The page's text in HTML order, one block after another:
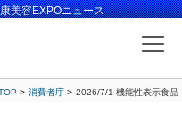
美容EXPOニュース
消費者庁 2026/7/1 機能性表示食品